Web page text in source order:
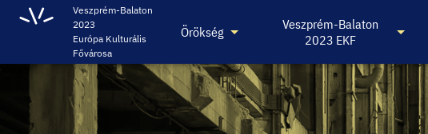
Veszprém-Balaton
2023
Európa Kulturális
Fővárosa
Örökség
Veszprém-Balaton
2023 EKF